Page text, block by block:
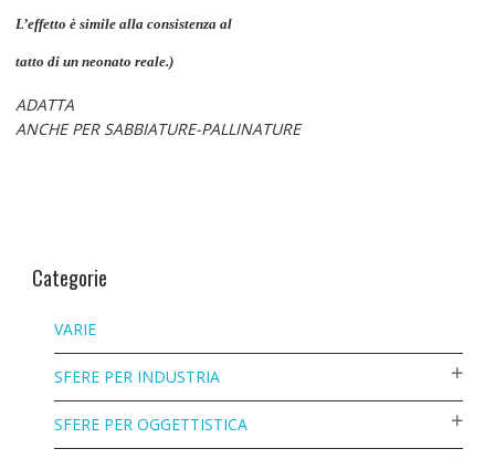
L’effetto è simile alla consistenza al
tatto di un neonato reale.)
ADATTA
ANCHE PER SABBIATURE-PALLINATURE
Categorie
VARIE
SFERE PER INDUSTRIA
SFERE PER OGGETTISTICA